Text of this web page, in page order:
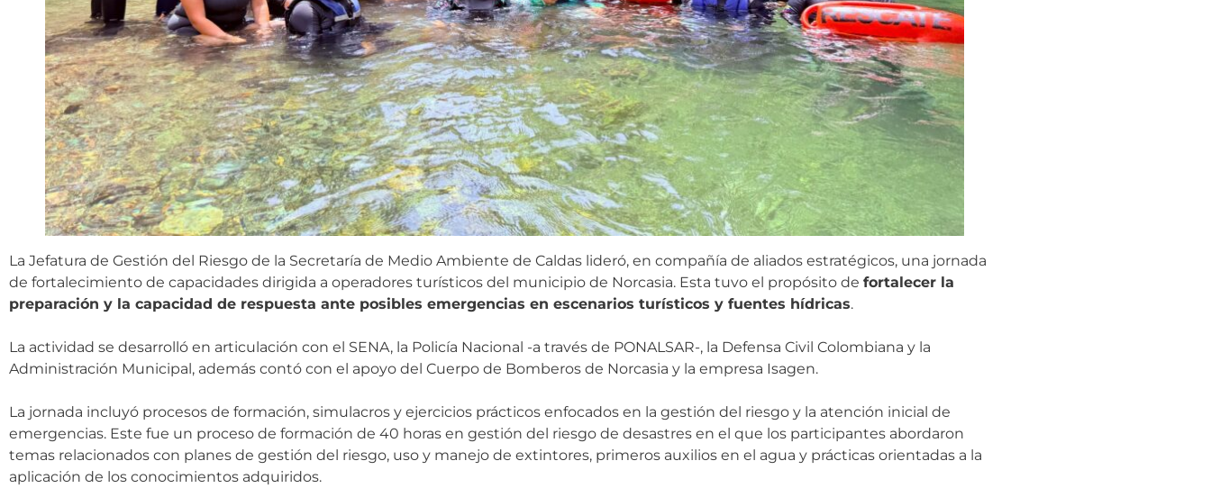
La Jefatura de Gestión del Riesgo de la Secretaría de Medio Ambiente de Caldas lideró, en compañía de aliados estratégicos, una jornada
de fortalecimiento de capacidades dirigida a operadores turísticos del municipio de Norcasia. Esta tuvo el propósito de fortalecer la
preparación y la capacidad de respuesta ante posibles emergencias en escenarios turísticos y fuentes hídricas.
La actividad se desarrolló en articulación con el SENA, la Policía Nacional -a través de PONALSAR-, la Defensa Civil Colombiana y la
Administración Municipal, además contó con el apoyo del Cuerpo de Bomberos de Norcasia y la empresa Isagen.
La jornada incluyó procesos de formación, simulacros y ejercicios prácticos enfocados en la gestión del riesgo y la atención inicial de
emergencias. Este fue un proceso de formación de 40 horas en gestión del riesgo de desastres en el que los participantes abordaron
temas relacionados con planes de gestión del riesgo, uso y manejo de extintores, primeros auxilios en el agua y prácticas orientadas a la
aplicación de los conocimientos adquiridos.